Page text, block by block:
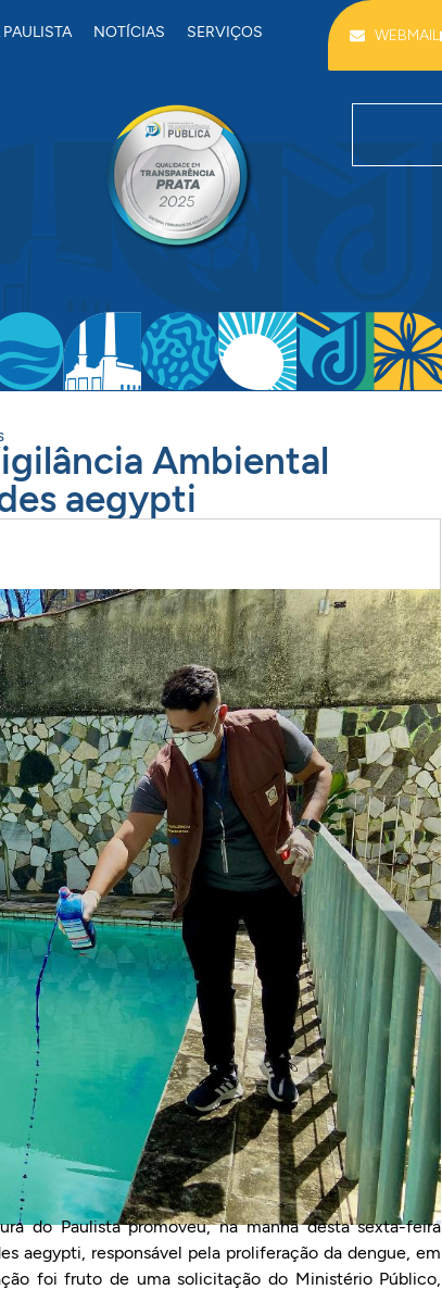
NOTÍCIAS SERVIÇOS WEBMAIL
Ambiental
aegypti
do Paulista promoveu, na manhã desta sexta-feira
aegypti, responsável pela proliferação da dengue, em
foi fruto de uma solicitação do Ministério Público,